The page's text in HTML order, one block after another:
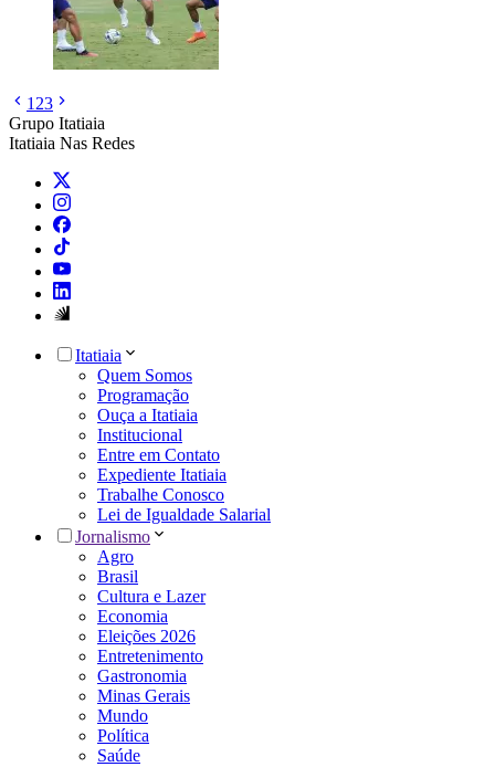
1 23
Grupo Itatiaia
Itatiaia Nas Redes
Itatiaia
Quem Somos
Programação
Ouça a Itatiaia
Institucional
Entre em Contato
Expediente Itatiaia
Trabalhe Conosco
Lei de Igualdade Salarial
Jornalismo
Agro
Brasil
Cultura e Lazer
Economia
Eleições 2026
Entretenimento
Gastronomia
Minas Gerais
Mundo
Política
Saúde